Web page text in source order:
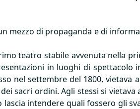
mezzo di propaganda e di
teatro stabile avvenuta nella
in luoghi di spettacolo
nel settembre del 1800, vietava
sacri ordini. Agli stessi si vietava
lascia intendere quali fossero gli